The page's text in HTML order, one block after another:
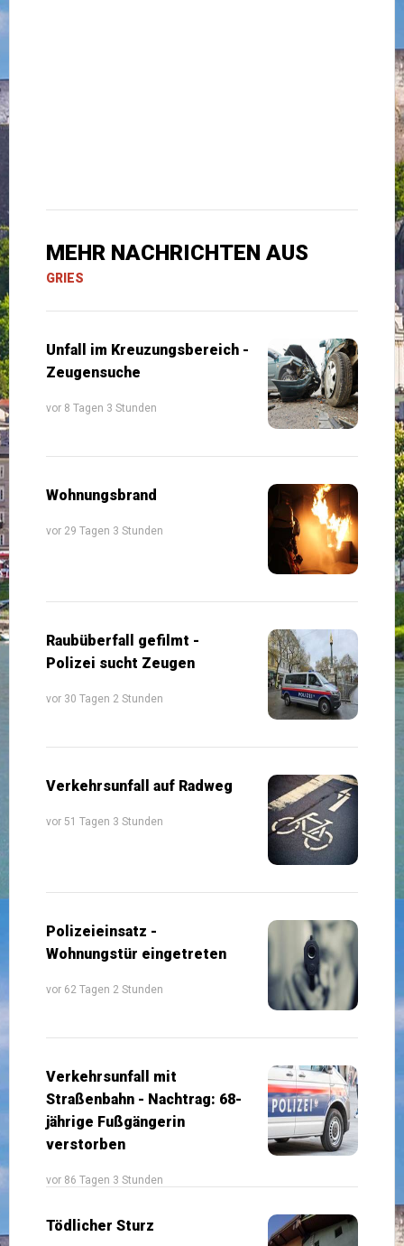
MEHR NACHRICHTEN AUS
GRIES
Unfall im Kreuzungsbereich -
Zeugensuche
vor 8 Tagen 3 Stunden
Wohnungsbrand
vor 29 Tagen 3 Stunden
Raubüberfall gefilmt -
Polizei sucht Zeugen
vor 30 Tagen 2 Stunden
Verkehrsunfall auf Radweg
vor 51 Tagen 3 Stunden
Polizeieinsatz -
Wohnungstür eingetreten
vor 62 Tagen 2 Stunden
Verkehrsunfall mit
Straßenbahn - Nachtrag: 68-
jährige Fußgängerin
verstorben
vor 86 Tagen 3 Stunden
Tödlicher Sturz